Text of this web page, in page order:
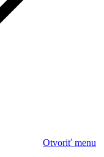
Otvoriť menu